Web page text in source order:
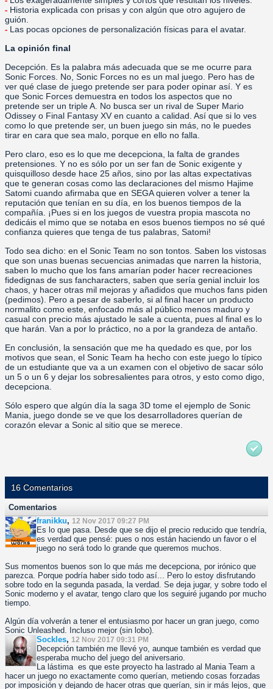
- Historia explicada con prisas y con algún que otro agujero de
guión.
- Las pocas opciones de personalización físicas para el avatar.
La opinión final
Decepción. Es la palabra más adecuada que se me ocurre para
Sonic Forces. No, Sonic Forces no es un mal juego. Pero has de
ver qué clase de juego pretende ser para poder opinar así. Y es
que Sonic Forces demuestra en todos los aspectos que no
pretende ser un triple A. No busca ser un rival de Super Mario
Odissey o Final Fantasy XV en cuanto a calidad. Así que si lo ves
como lo que pretende ser, un buen juego sin más, no le puedes
tirar en cara que sea malo, porque en ello no falla.
Pero claro, eso es lo que me decepciona, la falta de grandes
pretensiones. Y no es sólo por un ser fan de Sonic exigente y
quisquilloso desde hace 25 años, sino por las altas expectativas
que te generan cosas como las declaraciones del mismo Hajime
Satomi cuando afirmaba que en SEGA quieren volver a tener la
reputación que tenían en su día, en los buenos tiempos de la
compañía. ¡Pues si en los juegos de vuestra propia mascota no
dedicáis el mimo que se notaba en esos buenos tiempos no sé qué
confianza quieres que tenga de tus palabras, Satomi!
Todo sea dicho: en el Sonic Team no son tontos. Saben los vistosas
que son unas buenas secuencias animadas que narren la historia,
saben lo mucho que los fans amarían poder hacer recreaciones
fidedignas de sus fancharacters, saben que sería genial incluir los
chaos, y hacer otras mil mejoras y añadidos que muchos fans piden
(pedimos). Pero a pesar de saberlo, si al final hacer un producto
normalito como este, enfocado más al público menos maduro y
casual con precio más ajustado le sale a cuenta, pues al final es lo
que harán. Van a por lo práctico, no a por la grandeza de antaño.
En conclusión, la sensación que me ha quedado es que, por los
motivos que sean, el Sonic Team ha hecho con este juego lo típico
de un estudiante que va a un examen con el objetivo de sacar sólo
un 5 o un 6 y dejar los sobresalientes para otros, y esto como digo,
decepciona.
Sólo espero que algún día la saga 3D tome el ejemplo de Sonic
Mania, juego donde se ve que los desarrolladores querían de
corazón elevar a Sonic al sitio que se merece.
16 Comentarios
Comentarios
franikku, 12 Nov 2017 09:27 PM
Es lo que pasa. Desde que se dijo el precio reducido que tendría,
es verdad que pensé: pues o nos están haciendo un favor o el
juego no será todo lo grande que queremos muchos.
Sus momentos buenos son lo que más me decepciona, por irónico que
parezca. Porque podría haber sido todo así... Pero lo estoy disfrutando
sobre todo en la segunda pasada, la verdad. Se deja jugar, y sobre todo el
Sonic moderno y el avatar, tengo claro que los seguiré jugando por mucho
tiempo.
Algún día volverán a tener el entusiasmo por hacer un gran juego, como
Sonic Unleashed. Incluso mejor (sin lobo).
Sockles, 12 Nov 2017 09:31 PM
Decepción también me llevé yo, aunque también es verdad que
esperaba mucho del juego del aniversario.
La lástima es que este proyecto ha lastrado al Mania Team a
hacer un juego no exactamente como querían, metiendo cosas forzadas
por imposición y dejando de hacer otras que querían, sin ir más lejos, que